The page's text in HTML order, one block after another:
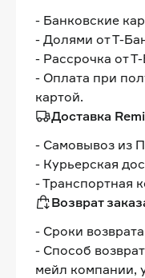
- Банковские
- Долями от Т-
- Рассрочка от
- Оплата при
картой.
Доставка
- Самовывоз из
- Курьерская
- Транспортная
Возврат
- Сроки
- Способ
мейл компании,